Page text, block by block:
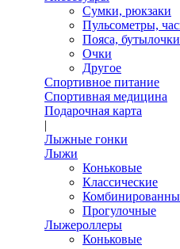
Сумки, рюкзаки
Пульсометры,
Пояса, бутылочки
Очки
Другое
Спортивное питание
Спортивная медицина
Подарочная карта
|
Лыжные гонки
Лыжи
Коньковые
Классические
Прогулочные
Лыжероллеры
Коньковые